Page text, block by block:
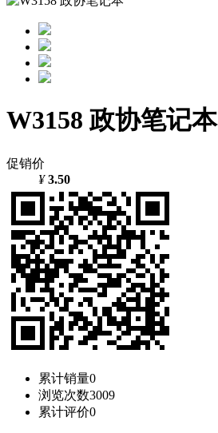
W3158 政协笔记本
促销价
¥ 3.50
累计销量0
浏览次数3009
累计评价0